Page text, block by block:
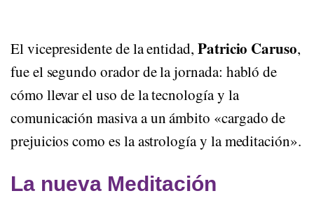
El vicepresidente de la entidad, Patricio Caruso,
fue el segundo orador de la jornada: habló de
cómo llevar el uso de la tecnología y la
comunicación masiva a un ámbito «cargado de
prejuicios como es la astrología y la meditación».
La nueva Meditación